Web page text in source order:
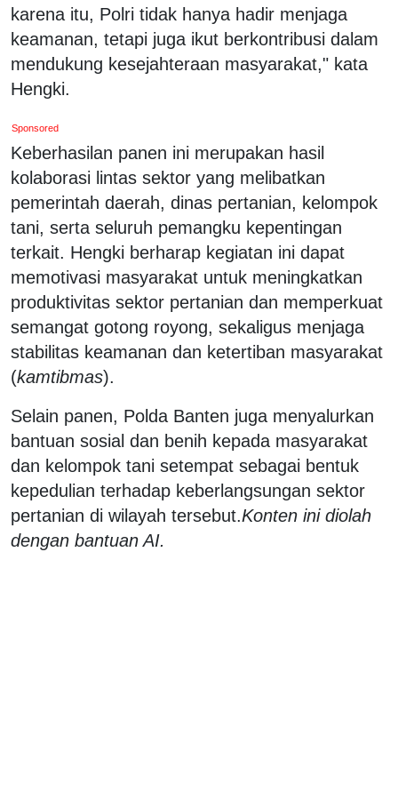
karena itu, Polri tidak hanya hadir menjaga
keamanan, tetapi juga ikut berkontribusi dalam
mendukung kesejahteraan masyarakat," kata
Hengki.
Sponsored
Keberhasilan panen ini merupakan hasil
kolaborasi lintas sektor yang melibatkan
pemerintah daerah, dinas pertanian, kelompok
tani, serta seluruh pemangku kepentingan
terkait. Hengki berharap kegiatan ini dapat
memotivasi masyarakat untuk meningkatkan
produktivitas sektor pertanian dan memperkuat
semangat gotong royong, sekaligus menjaga
stabilitas keamanan dan ketertiban masyarakat
(kamtibmas).
Selain panen, Polda Banten juga menyalurkan
bantuan sosial dan benih kepada masyarakat
dan kelompok tani setempat sebagai bentuk
kepedulian terhadap keberlangsungan sektor
pertanian di wilayah tersebut.Konten ini diolah
dengan bantuan AI.